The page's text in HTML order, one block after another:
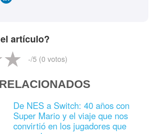
artículo?
-/5 (0 votos)
De NES a Switch: 40 años con
Super Mario y el viaje que nos
convirtió en los jugadores que